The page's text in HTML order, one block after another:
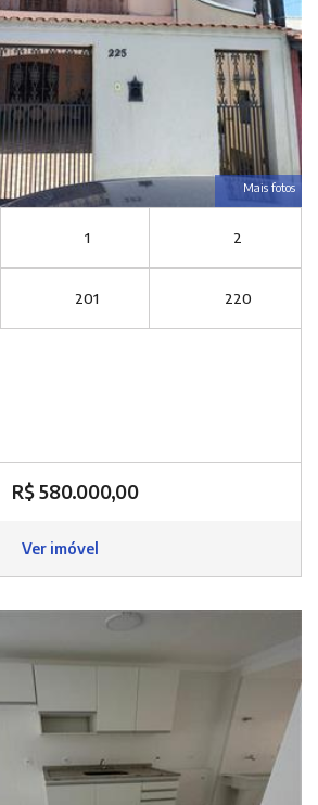
Mais fotos
1 2
201 220
R$ 580.000,00
Ver imóvel